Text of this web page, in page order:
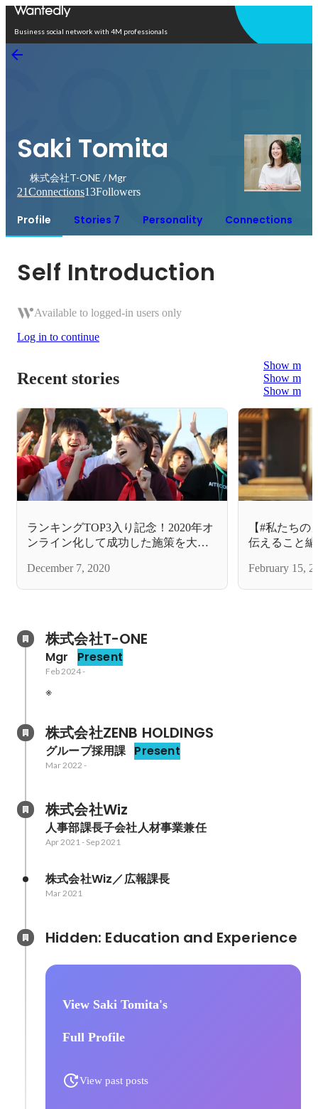
Business social network with 4M professionals
Saki Tomita
株式会社T-ONE / Mgr
21Connections13Followers
Profile Stories 7 Personality Connections
Self Introduction
Available to logged-in users only
Log in to continue
Recent stories
Show more
Show more
Show more
ランキングTOP3入り記念！2020年オ
ンライン化して成功した施策を大公
December 7, 2020
【#私たち
伝えること編
February 15,
株式会社T-ONE
Mgr Present
Feb 2024-
※
株式会社ZENB HOLDINGS
グループ採用課 Present
Mar 2022 -
株式会社Wiz
人事部課長子会社人材事業兼任
Apr 2021 - Sep 2021
株式会社Wiz／広報課長
Mar 2021
View Saki Tomita's
Full Profile
View past posts